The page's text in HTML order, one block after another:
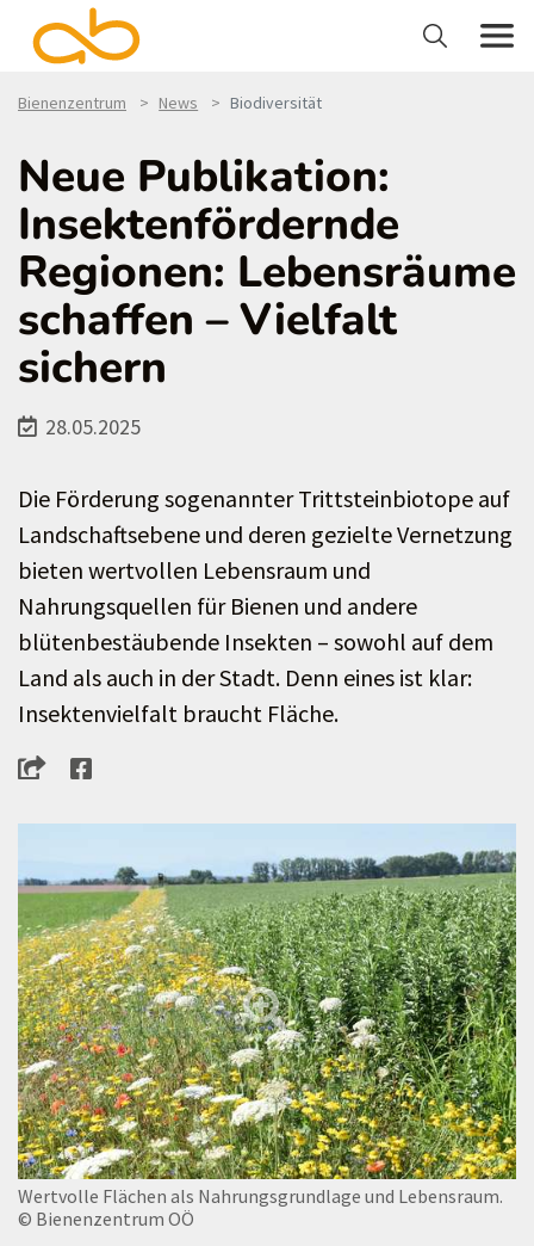
Bienenzentrum News Biodiversität
Neue Publikation:
Insektenfördernde
Regionen: Lebensräume
schaffen – Vielfalt
sichern
28.05.2025
Die Förderung sogenannter Trittsteinbiotope auf
Landschaftsebene und deren gezielte Vernetzung
bieten wertvollen Lebensraum und
Nahrungsquellen für Bienen und andere
blütenbestäubende Insekten – sowohl auf dem
Land als auch in der Stadt. Denn eines ist klar:
Insektenvielfalt braucht Fläche.
Wertvolle Flächen als Nahrungsgrundlage und Lebensraum.
© Bienenzentrum OÖ